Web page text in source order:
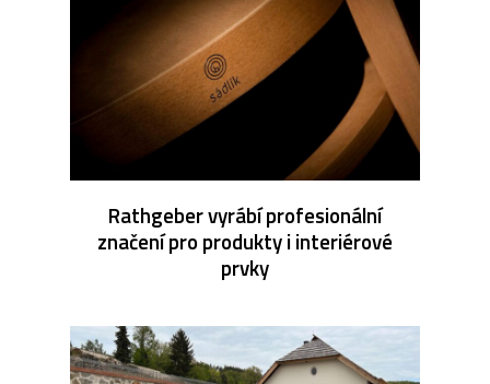
Rathgeber vyrábí profesionální
značení pro produkty i interiérové
prvky